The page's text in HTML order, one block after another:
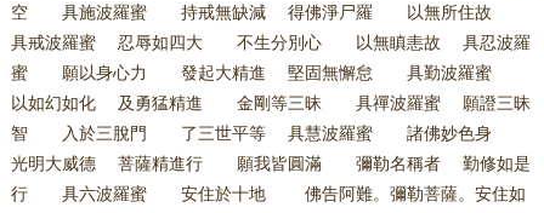
空 具施波羅蜜 持戒無缺減 得佛淨尸羅 以無所住故
具戒波羅蜜 忍辱如四大 不生分別心 以無瞋恚故 具忍波羅
蜜 願以身心力 發起大精進 堅固無懈怠 具勤波羅蜜
以如幻如化 及勇猛精進 金剛等三昧 具禪波羅蜜 願證三昧
智 入於三脫門 了三世平等 具慧波羅蜜 諸佛妙色身
光明大威德 菩薩精進行 願我皆圓滿 彌勒名稱者 勤修如是
行 具六波羅蜜 安住於十地 佛告阿難。彌勒菩薩。安住如